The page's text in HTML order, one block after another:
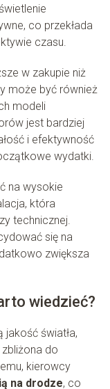
co przekłada
czasu.
w zakupie niż
może być również
modeli
jest bardziej
i efektywność
wydatki.
na wysokie
która
technicznej.
się na
zwiększa
wiedzieć?
światła,
do
kierowcy
na drodze, co